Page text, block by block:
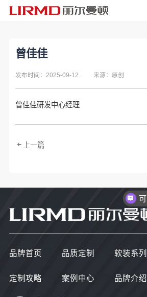
曾佳佳
发布时间：2025-09-12 来源：原创
曾佳佳­研发中心经理
上一篇
品牌首页 品质定制 软装系列
定制攻略 案例中心 品牌介绍